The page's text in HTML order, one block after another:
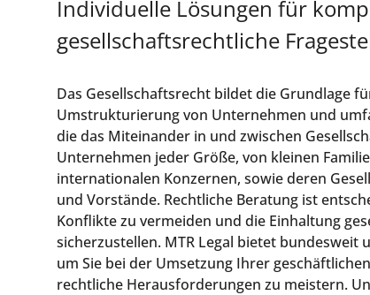
Individuelle Lösungen für
gesellschaftsrechtliche
Das Gesellschaftsrecht bildet die Grundlage
Umstrukturierung von Unternehmen und
die das Miteinander in und zwischen
Unternehmen jeder Größe, von kleinen
internationalen Konzernen, sowie deren
und Vorstände. Rechtliche Beratung ist
Konflikte zu vermeiden und die Einhaltung
sicherzustellen. MTR Legal bietet bundesweit
um Sie bei der Umsetzung Ihrer
rechtliche Herausforderungen zu meistern.